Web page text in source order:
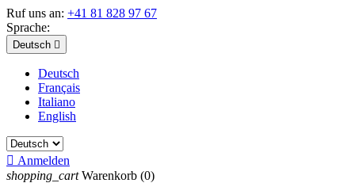
Ruf uns an: +41 81 828 97 67
Sprache:
Deutsch 
Deutsch
Français
Italiano
English
 Anmelden
shopping_cart Warenkorb (0)